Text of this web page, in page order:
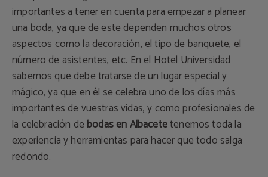
importantes a tener en cuenta para empezar a planear
una boda, ya que de este dependen muchos otros
aspectos como la decoración, el tipo de banquete, el
número de asistentes, etc. En el Hotel Universidad
sabemos que debe tratarse de un lugar especial y
mágico, ya que en él se celebra uno de los días más
importantes de vuestras vidas, y como profesionales de
la celebración debodas en Albacetetenemos toda la
experiencia y herramientas para hacer que todo salga
redondo.